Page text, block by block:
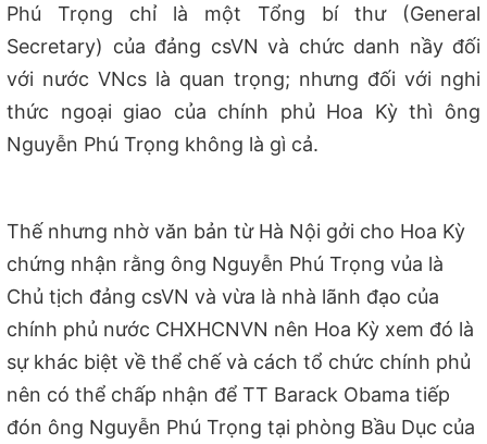
Phú Trọng chỉ là một Tổng bí thư (General
Secretary) của đảng csVN và chức danh nầy đối
với nước VNcs là quan trọng; nhưng đối với nghi
thức ngoại giao của chính phủ Hoa Kỳ thì ông
Nguyễn Phú Trọng không là gì cả.
Thế nhưng nhờ văn bản từ Hà Nội gởi cho Hoa Kỳ
chứng nhận rằng ông Nguyễn Phú Trọng vủa là
Chủ tịch đảng csVN và vừa là nhà lãnh đạo của
chính phủ nước CHXHCNVN nên Hoa Kỳ xem đó là
sự khác biệt về thể chế và cách tổ chức chính phủ
nên có thể chấp nhận để TT Barack Obama tiếp
đón ông Nguyễn Phú Trọng tại phòng Bầu Dục của